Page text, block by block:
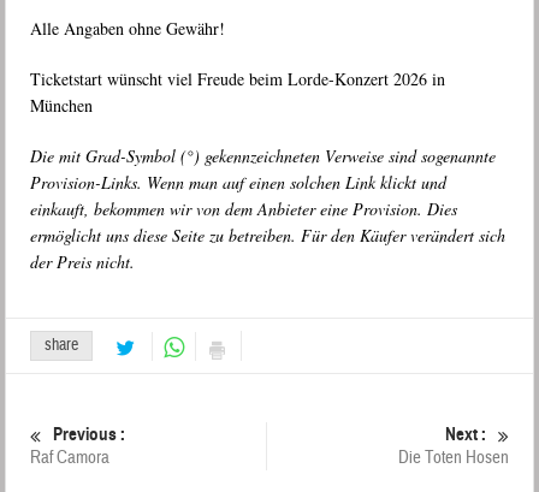
Alle Angaben ohne Gewähr!
Ticketstart wünscht viel Freude beim Lorde-Konzert 2026 in
München
Die mit Grad-Symbol (°) gekennzeichneten Verweise sind sogenannte
Provision-Links. Wenn man auf einen solchen Link klickt und
einkauft, bekommen wir von dem Anbieter eine Provision. Dies
ermöglicht uns diese Seite zu betreiben. Für den Käufer verändert sich
der Preis nicht.
share
Previous :
Raf Camora
Next :
Die Toten Hosen